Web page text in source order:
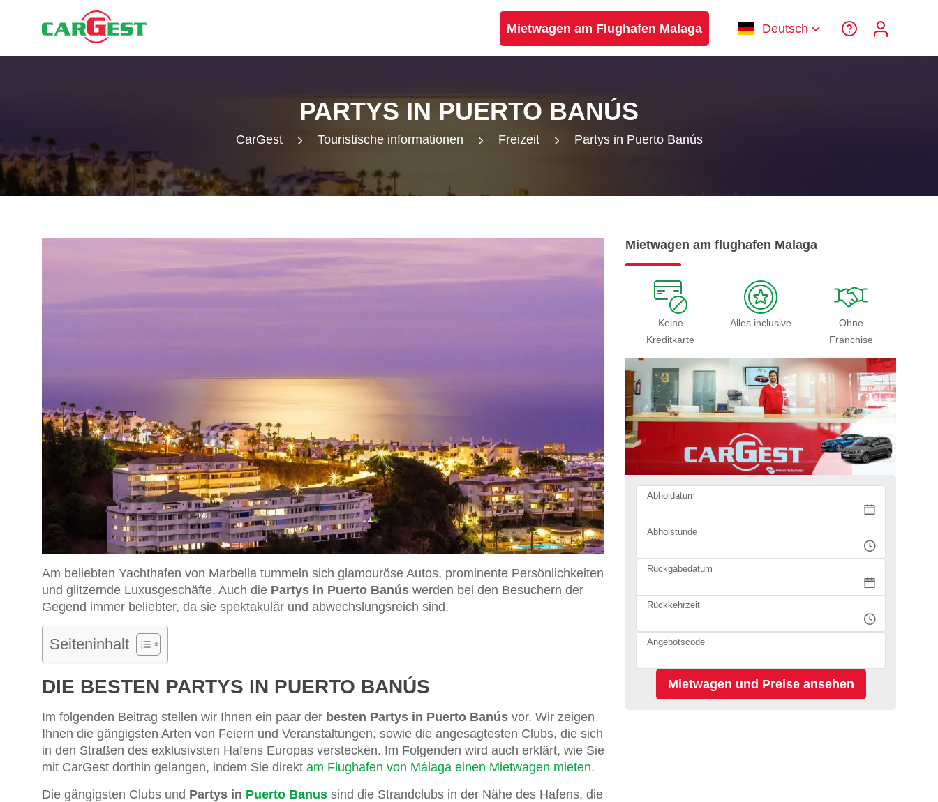
Mietwagen am Flughafen Malaga Deutsch
PARTYS IN PUERTO BANÚS
CarGest Touristische informationen Freizeit Partys in Puerto Banús
Am beliebten Yachthafen von Marbella tummeln sich glamouröse Autos, prominente Persönlichkeiten
und glitzernde Luxusgeschäfte. Auch die Partys in Puerto Banús werden bei den Besuchern der
Gegend immer beliebter, da sie spektakulär und abwechslungsreich sind.
Seiteninhalt
DIE BESTEN PARTYS IN PUERTO BANÚS
Im folgenden Beitrag stellen wir Ihnen ein paar der besten Partys in Puerto Banús vor. Wir zeigen
Ihnen die gängigsten Arten von Feiern und Veranstaltungen, sowie die angesagtesten Clubs, die sich
in den Straßen des exklusivsten Hafens Europas verstecken. Im Folgenden wird auch erklärt, wie Sie
mit CarGest dorthin gelangen, indem Sie direkt am Flughafen von Málaga einen Mietwagen mieten.
Die gängigsten Clubs und Partys in Puerto Banus sind die Strandclubs in der Nähe des Hafens, die
Mietwagen am flughafen Malaga
Keine
Kreditkarte
Alles inclusive
Ohne
Franchise
Abholdatum
Abholstunde
Rückgabedatum
Rückkehrzeit
Angebotscode